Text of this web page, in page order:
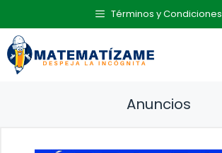
al
contenido
Términos y Condiciones
Anuncios